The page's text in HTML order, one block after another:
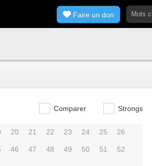
Faire un don
Comparer Strongs
20 21 22 23 24 25 26
46 47 48 49 50 51 52